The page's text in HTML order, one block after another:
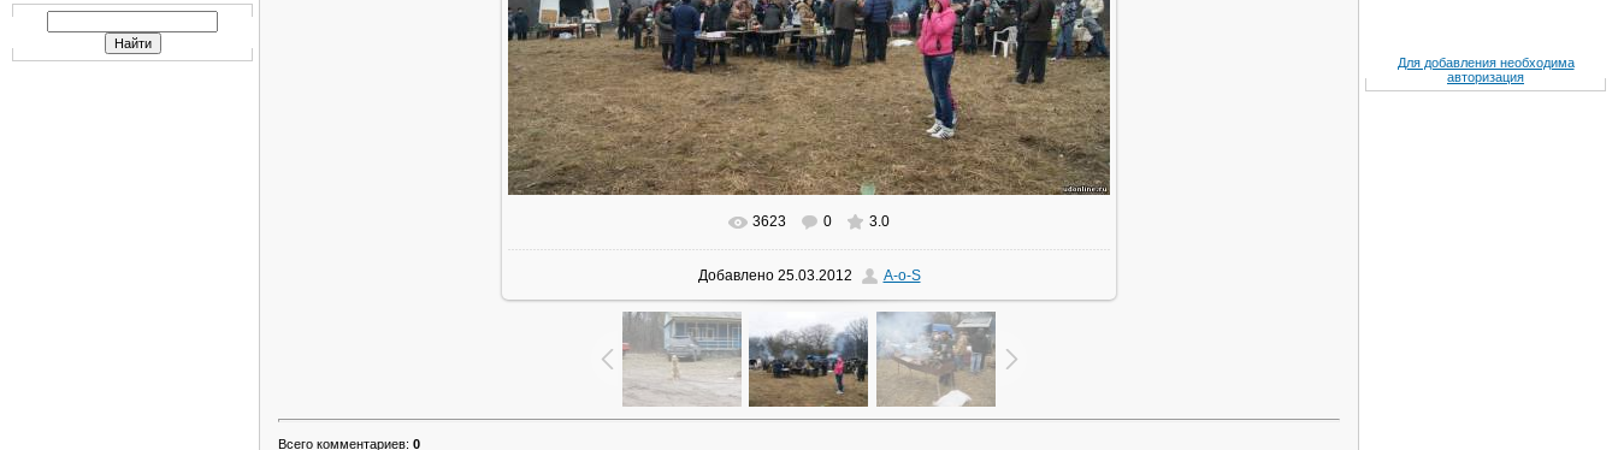
В реальном размере 1024x681
3623 0 3.0
Добавлено25.03.2012 A-o-S
Всего комментариев: 0
Для добавления необходима
авторизация